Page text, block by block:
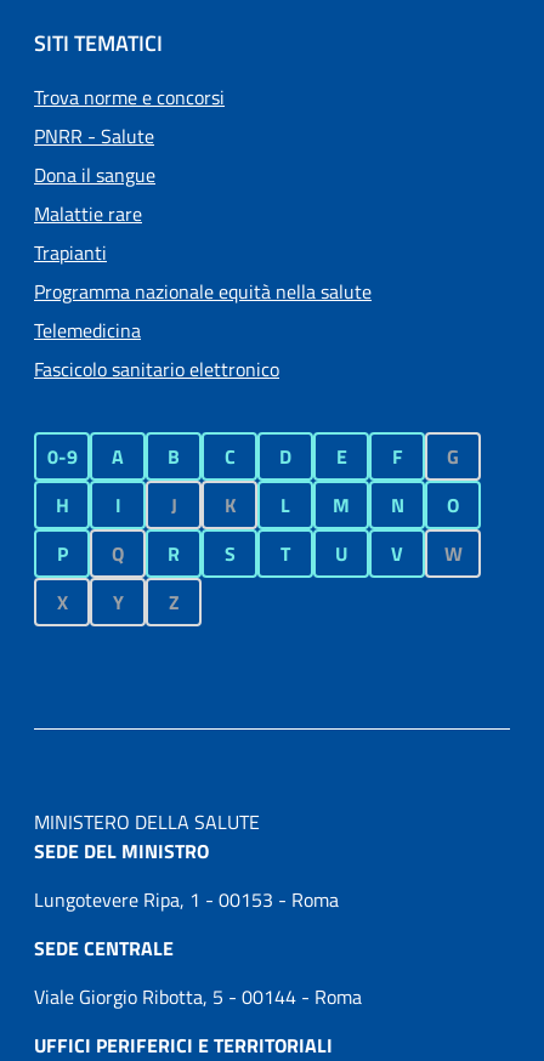
SITI TEMATICI
Trova norme e concorsi
PNRR - Salute
Dona il sangue
Malattie rare
Trapianti
Programma nazionale equità nella salute
Telemedicina
Fascicolo sanitario elettronico
0-9 A B C D E F
G
H
I J K L M N
O
P
Q R S T U V
W
X
Y Z
MINISTERO DELLA SALUTE
SEDE DEL MINISTRO
Lungotevere Ripa, 1 - 00153 - Roma
SEDE CENTRALE
Viale Giorgio Ribotta, 5 - 00144 - Roma
UFFICI PERIFERICI E TERRITORIALI